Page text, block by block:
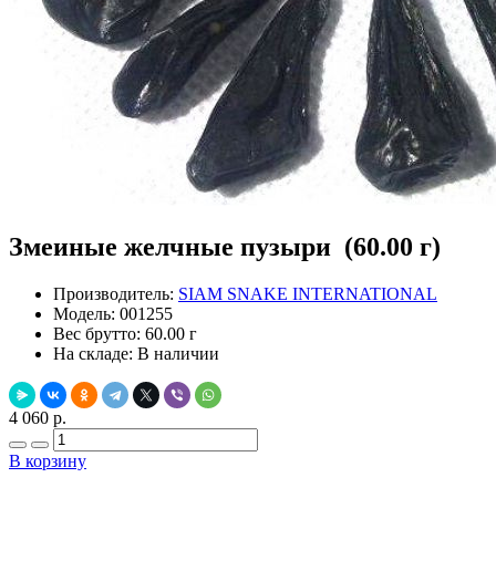
Змеиные желчные пузыри (60.00 г)
Производитель: SIAM SNAKE INTERNATIONAL
Модель: 001255
Вес брутто: 60.00 г
На складе: В наличии
4 060 р.
В корзину